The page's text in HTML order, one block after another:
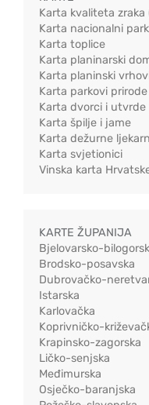
Karta kvaliteta zraka
Karta nacionalni
Karta toplice
Karta planinarski
Karta planinski
Karta parkovi prirode
Karta dvorci i utvrde
Karta špilje i jame
Karta dežurne
Karta svjetionici
Vinska karta
KARTE ŽUPANIJA
Bjelovarsko-
Brodsko-posavska
Dubrovačko-
Istarska
Karlovačka
Koprivničko-
Krapinsko-zagorska
Ličko-senjska
Međimurska
Osječko-baranjska